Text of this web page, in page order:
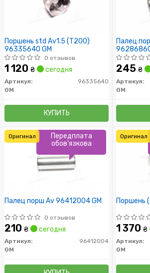
Поршень std Av1.5 (T200)
96335640 GM
0 отзывов
1 120 ₴ сегодня
Артикул:
96335640
GM
КУПИТЬ
Палец
245 ₴
Артикул:
GM
Палец порш Av 96412004 GM
0 отзывов
210 ₴ сегодня
Артикул:
96412004
GM
Передплата
обов'язкова
Оригинал
Поршень
1 370 ₴
Артикул:
GM
Оригинал